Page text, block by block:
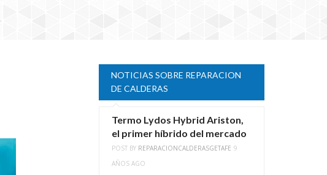
NOTICIAS SOBRE REPARACION
DE CALDERAS
Termo Lydos Hybrid Ariston,
el primer híbrido del mercado
POST BY REPARACIONCALDERASGETAFE 9
AÑOS AGO